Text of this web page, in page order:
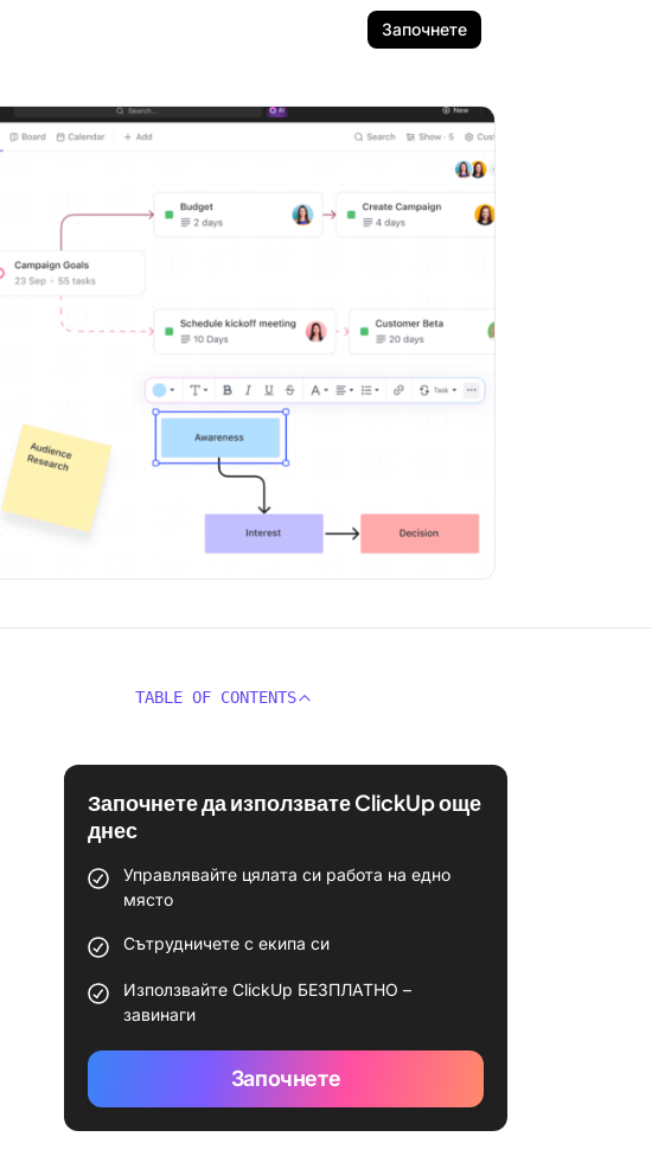
Започнете
TABLE OF CONTENTS
Започнете да използвате ClickUp още
днес
Управлявайте цялата си работа на едно
място
Сътрудничете с екипа си
Използвайте ClickUp БЕЗПЛАТНО –
завинаги
Започнете